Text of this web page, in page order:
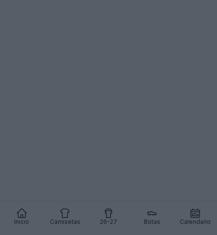
Inicio Camisetas 26-27 Botas Calendario
San Marino